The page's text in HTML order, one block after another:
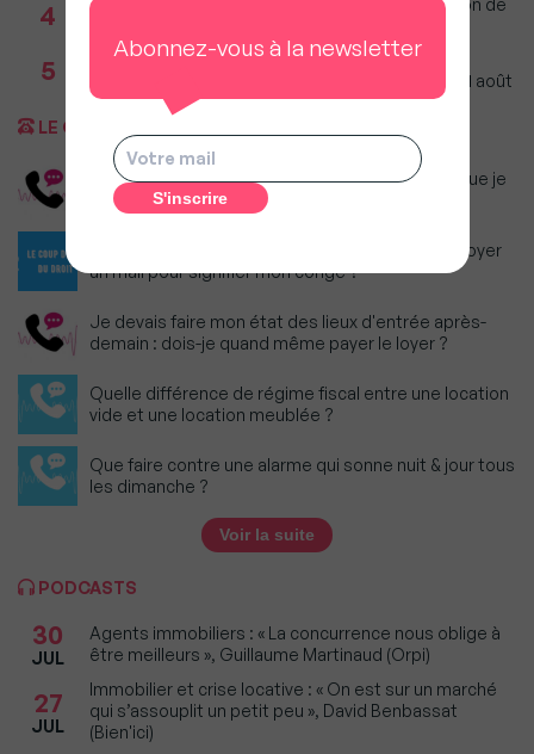
4
Incendies : Quels sont vos droits si votre location de
5
Agents immobiliers : Le décret sur la pige
téléphonique fixe les règles applicables dès le 11 août
LE COUP DE FIL DU DROIT
Dois-je continuer à payer le loyer du logement que je
n'ai pas pu quitter ?
Je suis confinée chez mes parents : puis-je envoyer
un mail pour signifier mon congé ?
Je devais faire mon état des lieux d'entrée après-
demain : dois-je quand même payer le loyer ?
Quelle différence de régime fiscal entre une location
vide et une location meublée ?
Que faire contre une alarme qui sonne nuit & jour tous
les dimanche ?
Voir la suite
PODCASTS
30
JUL
Agents immobiliers : « La concurrence nous oblige à
être meilleurs », Guillaume Martinaud (Orpi)
27
JUL
Immobilier et crise locative : « On est sur un marché
qui s’assouplit un petit peu », David Benbassat
(Bien'ici)
Abonnez-vous à la newsletter